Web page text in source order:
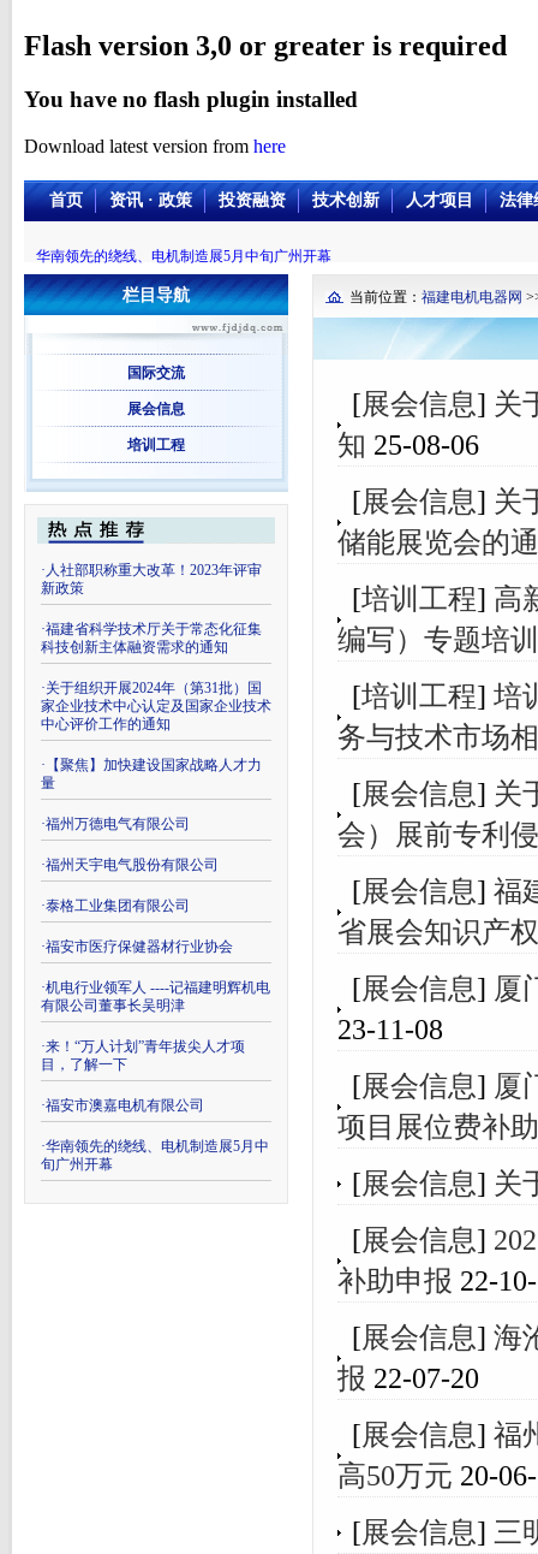
Flash version 3,0 or greater is required
You have no flash plugin installed
Download latest version from here
首页 资讯 · 政策 投资融资 技术创新 人才项目 法律
华南领先的绕线、电机制造展5月中旬广州开幕
栏目导航
国际交流
展会信息
培训工程
· 人社部职称重大改革！2023年评审
新政策
·福建省科学技术厅关于常态化征集
科技创新主体融资需求的通知
·关于组织开展2024年（第31批）国
家企业技术中心认定及国家企业技术
中心评价工作的通知
· 【聚焦】加快建设国家战略人才力
量
·福州万德电气有限公司
·福州天宇电气股份有限公司
·泰格工业集团有限公司
·福安市医疗保健器材行业协会
·机电行业领军人 ----记福建明辉机电
有限公司董事长吴明津
·来！“万人计划”青年拔尖人才项
目，了解一下
·福安市澳嘉电机有限公司
·华南领先的绕线、电机制造展5月中
旬广州开幕
当前位置： 福建电机电器网
[展会信息] 关
知 25-08-06
[展会信息] 关
储能展览会的
[培训工程] 高
编写）专题培
[培训工程] 培
务与技术市场
[展会信息] 关
会）展前专利
[展会信息] 福
省展会知识产
[展会信息] 厦
23-11-08
[展会信息] 厦
项目展位费补助
[展会信息] 关
[展会信息]
补助申报 22-
[展会信息] 海
报 22-07-20
[展会信息] 福
高50万元 20-
[展会信息] 三